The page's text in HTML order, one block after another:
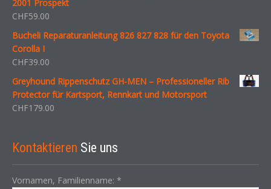
2001 Prospekt
CHF59.00
Bucheli Reparaturanleitung 826 827 828 für den Toyota
Corolla I
CHF39.00
Greyhound Rippenschutz GH-MEN – Professioneller Rib
Protector für Kartsport, Rennkart und Motorsport
CHF179.00
Kontaktieren Sie uns
Vornamen, Familienname: *